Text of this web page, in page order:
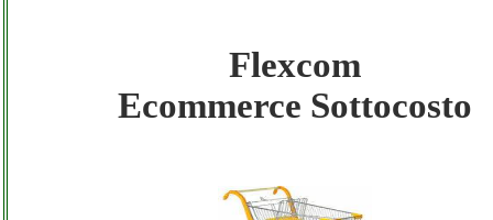
Flexcom - Ecommerce Ecommerce
Sottocosto
Flexcom - Ecommerce Ecommerce
Flexcom
Ecommerce Sottocosto